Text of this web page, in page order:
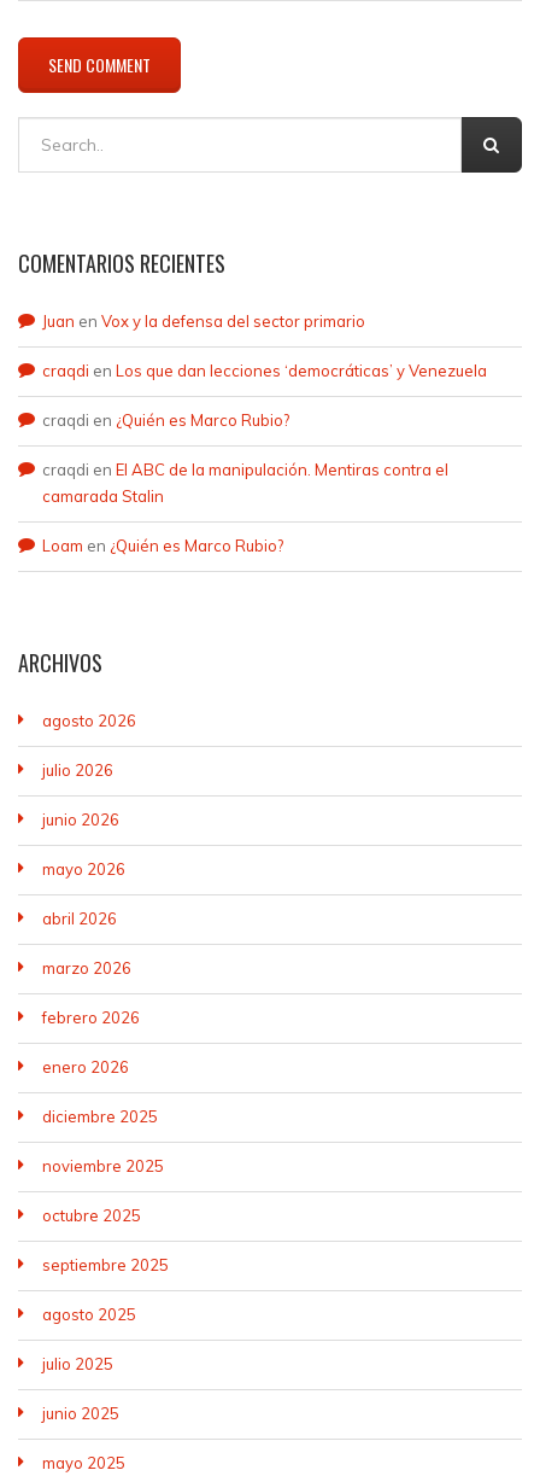
COMENTARIOS RECIENTES
Juan en Vox y la defensa del sector primario
craqdi en Los que dan lecciones ‘democráticas’ y Venezuela
craqdi en ¿Quién es Marco Rubio?
craqdi en El ABC de la manipulación. Mentiras contra el
camarada Stalin
Loam en ¿Quién es Marco Rubio?
ARCHIVOS
agosto 2026
julio 2026
junio 2026
mayo 2026
abril 2026
marzo 2026
febrero 2026
enero 2026
diciembre 2025
noviembre 2025
octubre 2025
septiembre 2025
agosto 2025
julio 2025
junio 2025
mayo 2025